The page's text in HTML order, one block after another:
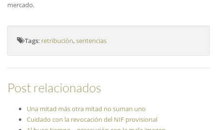
mercado.
Tags: retribución,sentencias
Post relacionados
Una mitad más otra mitad no suman uno
Cuidado con la revocación del NIF provisional